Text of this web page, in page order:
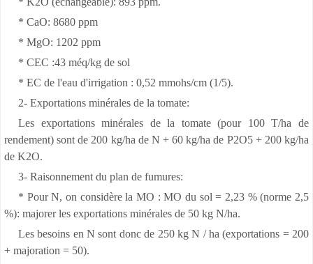
* CaO: 8680 ppm
* MgO: 1202 ppm
* CEC :43 méq/kg de sol
* EC de l'eau d'irrigation : 0,52 mmohs/cm (1/5).
2- Exportations minérales de la tomate:
Les exportations minérales de la tomate (pour 100 T/ha de
rendement) sont de 200 kg/ha de N + 60 kg/ha de P2O5 + 200 kg/ha
de K2O.
3- Raisonnement du plan de fumures:
* Pour N, on considère la MO : MO du sol = 2,23 % (norme 2,5
%): majorer les exportations minérales de 50 kg N/ha.
Les besoins en N sont donc de 250 kg N / ha (exportations = 200
+ majoration = 50).